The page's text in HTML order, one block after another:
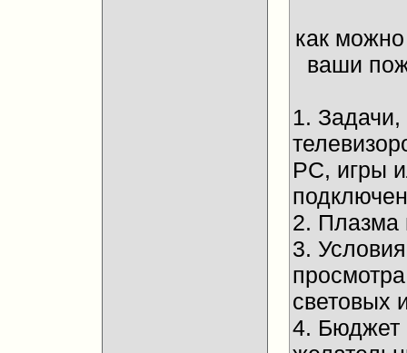
как
ваши
1.
PC, игры
2. Плазма
3.
световых
4. Бюджет